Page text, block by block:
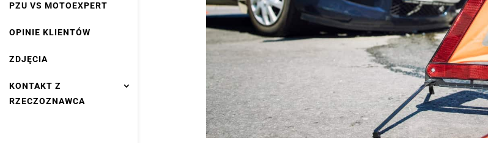
PZU VS MOTOEXPERT
OPINIE KLIENTÓW
ZDJĘCIA
KONTAKT Z
RZECZOZNAWCA